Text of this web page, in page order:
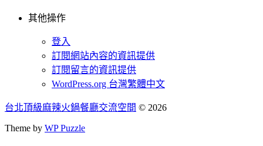
其他操作
登入
訂閱網站內容的資訊提供
訂閱留言的資訊提供
WordPress.org 台灣繁體中文
台北頂級麻辣火鍋餐廳交流空間 © 2026
Theme by WP Puzzle